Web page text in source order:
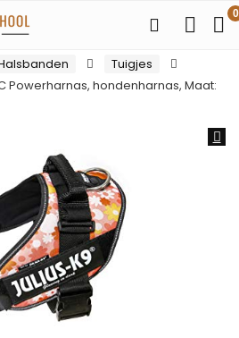
0
Tuigjes
Powerharnas, hondenharnas, Maat: